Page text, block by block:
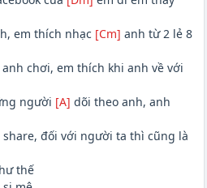
em thích nhạc [Cm] anh từ 2 lẻ 8
chơi, em thích khi anh về với
người [A] dõi theo anh, anh
share, đối với người ta thì cũng là
thế